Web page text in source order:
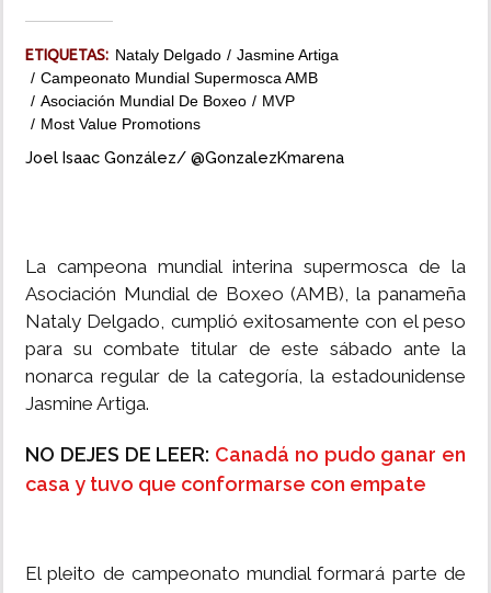
ETIQUETAS: Nataly Delgado
Jasmine Artiga
Campeonato Mundial Supermosca AMB
Asociación Mundial De Boxeo
MVP
Most Value Promotions
Joel Isaac González/ @GonzalezKmarena
La campeona mundial interina supermosca de la
Asociación Mundial de Boxeo (AMB), la panameña
Nataly Delgado, cumplió exitosamente con el peso
para su combate titular de este sábado ante la
nonarca regular de la categoría, la estadounidense
Jasmine Artiga.
NO DEJES DE LEER: Canadá no pudo ganar en
casa y tuvo que conformarse con empate
El pleito de campeonato mundial formará parte de